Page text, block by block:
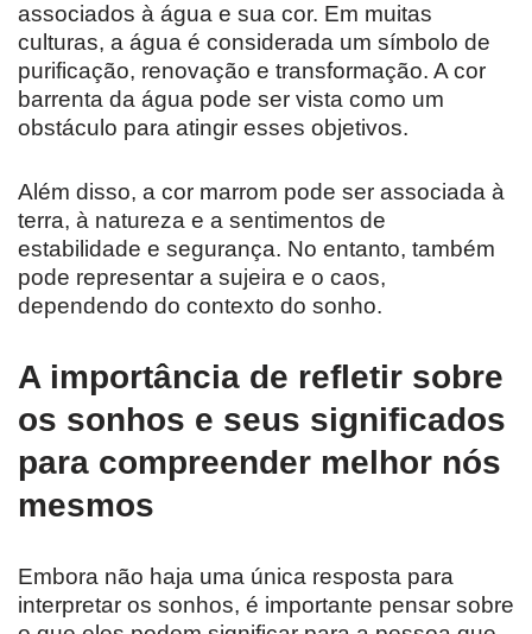
associados à água e sua cor. Em muitas
culturas, a água é considerada um símbolo de
purificação, renovação e transformação. A cor
barrenta da água pode ser vista como um
obstáculo para atingir esses objetivos.
Além disso, a cor marrom pode ser associada à
terra, à natureza e a sentimentos de
estabilidade e segurança. No entanto, também
pode representar a sujeira e o caos,
dependendo do contexto do sonho.
A importância de refletir sobre
os sonhos e seus significados
para compreender melhor nós
mesmos
Embora não haja uma única resposta para
interpretar os sonhos, é importante pensar sobre